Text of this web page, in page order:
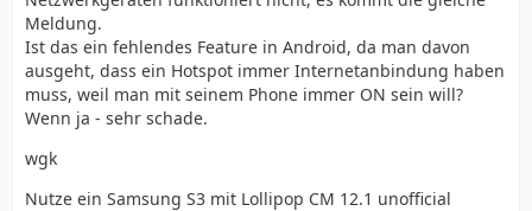
Meldung.
Ist das ein fehlendes Feature in Android, da man davon
ausgeht, dass ein Hotspot immer Internetanbindung haben
muss, weil man mit seinem Phone immer ON sein will?
Wenn ja - sehr schade.
wgk
Nutze ein Samsung S3 mit Lollipop CM 12.1 unofficial